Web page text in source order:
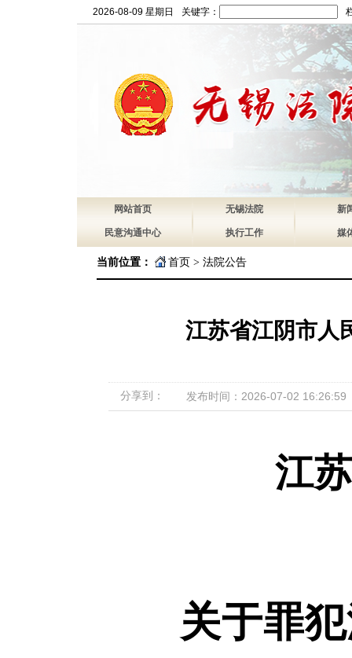
2026-08-09 星期日 关键字：
网站首页 无锡法院 新
民意沟通中心 执行工作 媒
当前位置： 首页 > 法院公告
江苏省江阴市人
分享到： 发布时间：2026-07-02 16:26:59
江
关于罪